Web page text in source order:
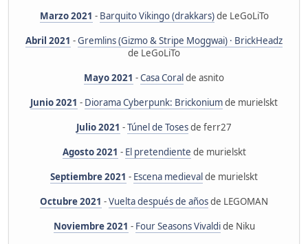
Marzo 2021 - Barquito Vikingo (drakkars)de LeGoLiTo
Abril 2021 -Gremlins (Gizmo & Stripe Moggwai) · BrickHeadz
de LeGoLiTo
Mayo 2021 -Casa Coralde asnito
Junio 2021 - Diorama Cyberpunk: Brickoniumde murielskt
Julio 2021 -Túnel de Tosesde ferr27
Agosto 2021 - El pretendiente de murielskt
Septiembre 2021 - Escena medievalde murielskt
Octubre 2021 -Vuelta después de añosde LEGOMAN
Noviembre 2021 - Four Seasons Vivaldide Niku